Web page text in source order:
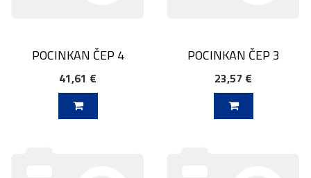
POCINKAN ČEP 4
41,61 €
POCINKAN ČEP 3
23,57 €